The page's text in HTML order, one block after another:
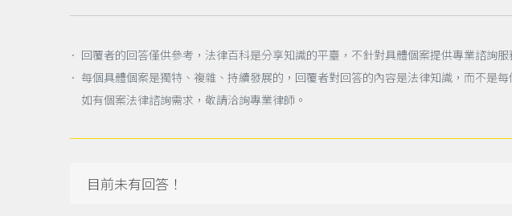
． 回覆者的回答僅供參考，法律百科是分享知識的平臺，不針對具體個案提供專業諮詢
． 每個具體個案是獨特、複雜、持續發展的，回覆者對回答的內容是法律知識，而不是每
如有個案法律諮詢需求，敬請洽詢專業律師。
目前未有回答！